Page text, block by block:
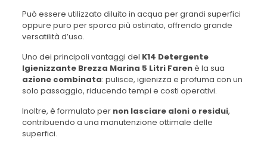
Può essere utilizzato diluito in acqua per grandi superfici
oppure puro per sporco più ostinato, offrendo grande
versatilità d’uso.
Uno dei principali vantaggi del K14 Detergente
Igienizzante Brezza Marina 5 Litri Farenè la sua
azione combinata: pulisce, igienizza e profuma con un
solo passaggio, riducendo tempi e costi operativi.
Inoltre, è formulato per non lasciare aloni o residui,
contribuendo a una manutenzione ottimale delle
superfici.